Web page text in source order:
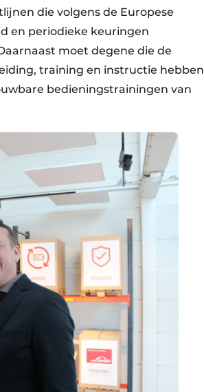
die volgens de Europese
en periodieke keuringen
moet degene die de
training en instructie hebben
bedieningstrainingen van